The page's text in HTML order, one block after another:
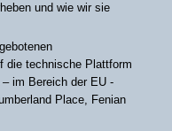
und wie wir sie
die technische Plattform
im Bereich der EU -
Place, Fenian